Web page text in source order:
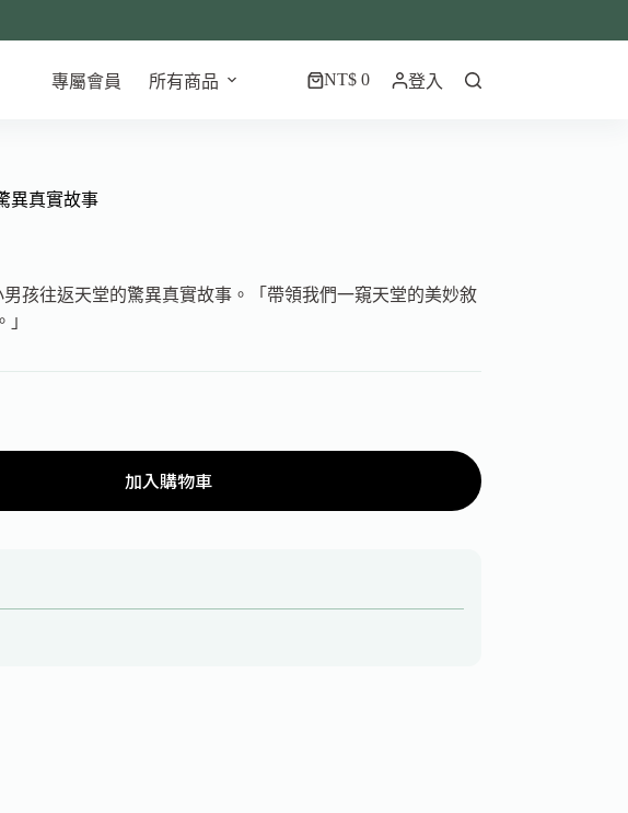
專屬會員 所有商品 NT$0 登入
異真實故事
男孩往返天堂的驚異真實故事。「帶領我們一窺天堂的美妙敘
加入購物車